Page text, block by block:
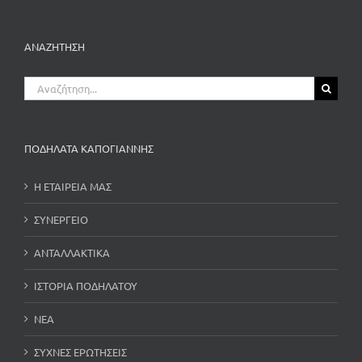
ΑΝΑΖΗΤΗΣΗ
Αναζήτηση
για:
ΠΟΔΗΛΑΤΑ ΚΑΠΟΓΙΑΝΝΗΣ
Η ΕΤΑΙΡΕΙΑ ΜΑΣ
ΣΥΝΕΡΓΕΙΟ
ΑΝΤΑΛΛΑΚΤΙΚΑ
ΙΣΤΟΡΙΑ ΠΟΔΗΛΑΤΟΥ
ΝΕΑ
ΣΥΧΝΕΣ ΕΡΩΤΗΣΕΙΣ